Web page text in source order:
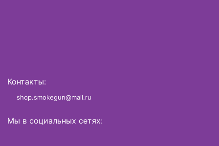
Контакты:
shop.smokegun@mail.ru
Мы в социальных сетях: